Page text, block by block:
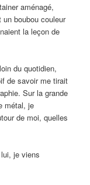
aménagé,
boubou couleur
la leçon de
du quotidien,
de savoir me tirait
Sur la grande
métal, je
de moi, quelles
je viens